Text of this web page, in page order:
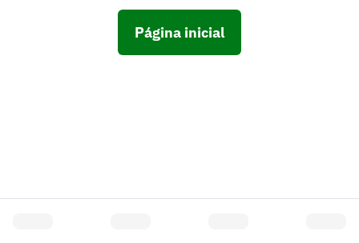
Página inicial